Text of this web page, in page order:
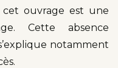
ouvrage est une
Cette absence
notamment